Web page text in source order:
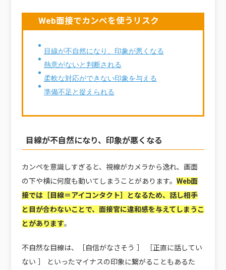
Web面接でカンペを使うリスク
目線が不自然になり、印象が悪くなる
熱意がないと判断される
柔軟な対応ができない印象を与える
準備不足と捉えられる
目線が不自然になり、印象が悪くなる
カンペを意識しすぎると、視線がカメラから逸れ、画面
の下や横に何度も動いてしまうことがあります。 Web面
接では［目線＝アイコンタクト］となるため、話し相手
と目が合わないことで、面接官に違和感を与えてしまうこ
とがあります。
不自然な目線は、［自信がなさそう ］ ［正直に話してい
ない ］ といったマイナスの印象に繋がることもあるた